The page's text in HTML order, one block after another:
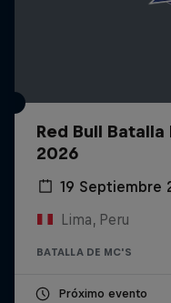
Red Bull Batalla
2026
19 Septiembre
Lima, Peru
BATALLA DE MC'S
Próximo evento